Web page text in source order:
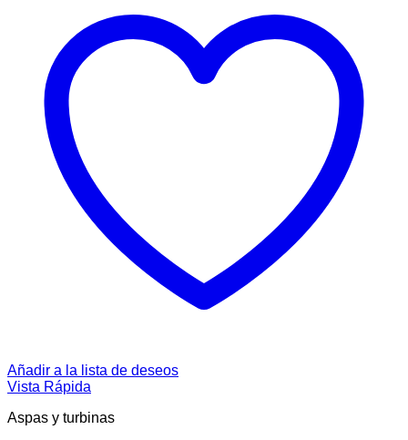
Añadir a la lista de deseos
Vista Rápida
Aspas y turbinas